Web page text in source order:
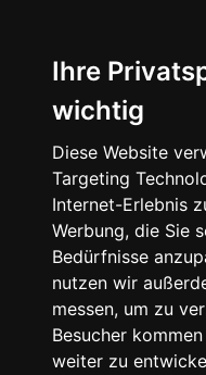
Ihre
wichtig
Diese Website
Targeting
Internet-Erlebnis
Werbung, die Sie
Bedürfnisse
nutzen wir
messen, um zu
Besucher
weiter zu
Startseite
Anhänger
Camping-Koffer
Anhänger nach